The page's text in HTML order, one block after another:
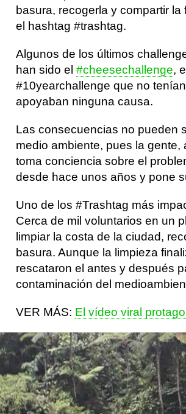
basura, recogerla y compartir
el hashtag #trashtag.
Algunos de los últimos
han sido el #cheesechallenge, el
#10yearchallenge que no
apoyaban ninguna causa.
Las consecuencias no pueden
medio ambiente, pues la
toma conciencia sobre el
desde hace unos años y pone
Uno de los #Trashtag más
Cerca de mil voluntarios en un
limpiar la costa de la ciudad,
basura. Aunque la limpieza
rescataron el antes y después
contaminación del
VER MÁS: El vídeo viral
este tema:
Twitter